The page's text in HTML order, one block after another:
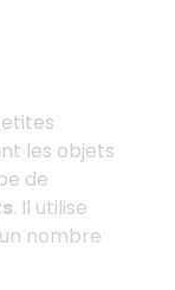
les objets
de
. Il utilise
nombre